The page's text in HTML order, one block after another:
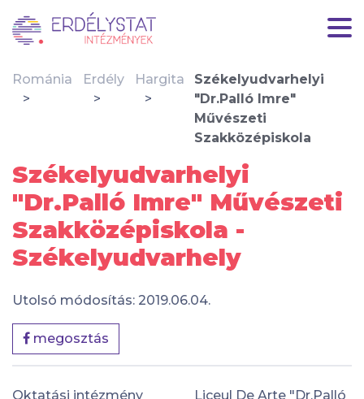
Románia Erdély Hargita
Székelyudvarhelyi
"Dr.Palló Imre"
Művészeti
Szakközépiskola
Székelyudvarhelyi
"Dr.Palló Imre" Művészeti
Szakközépiskola -
Székelyudvarhely
Utolsó módosítás: 2019.06.04.
megosztás
Oktatási intézmény
Liceul De Arte "Dr.Palló